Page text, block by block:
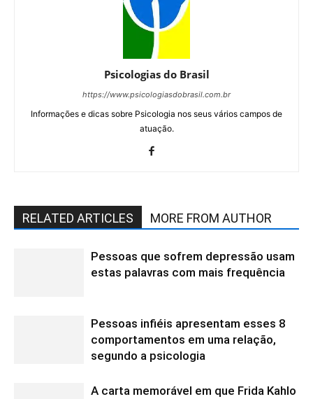
Psicologias do Brasil
https://www.psicologiasdobrasil.com.br
Informações e dicas sobre Psicologia nos seus vários campos de
atuação.
RELATED ARTICLES MORE FROM AUTHOR
Pessoas que sofrem depressão usam
estas palavras com mais frequência
Pessoas infiéis apresentam esses 8
comportamentos em uma relação,
segundo a psicologia
A carta memorável em que Frida Kahlo